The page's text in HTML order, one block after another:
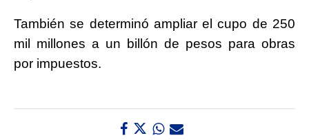
También se determinó ampliar el cupo de 250
mil millones a un billón de pesos para obras
por impuestos.